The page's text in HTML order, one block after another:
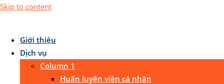
Skip to content
Giới thiệu
Dịch vụ
Column 1
Huấn luyện viên cá nhân